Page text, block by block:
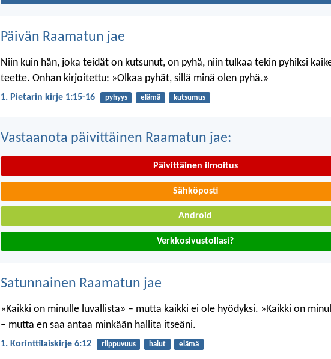
Päivän Raamatun jae
Niin kuin hän, joka teidät on kutsunut, on pyhä, niin tulkaa tekin pyhiksi
teette. Onhan kirjoitettu: »Olkaa pyhät, sillä minä olen pyhä.»
1. Pietarin kirje 1:15-16 pyhyys elämä kutsumus
Vastaanota päivittäinen Raamatun jae:
Päivittäinen ilmoitus
Sähköposti
Android
Verkkosivustollasi?
Satunnainen Raamatun jae
»Kaikki on minulle luvallista» – mutta kaikki ei ole hyödyksi. »Kaikki on
– mutta en saa antaa minkään hallita itseäni.
1. Korinttilaiskirje 6:12 riippuvuus halut elämä